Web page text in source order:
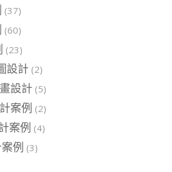
(37)
(60)
(23)
設計(2)
設計(5)
案例 (2)
案例 (4)
例 (3)